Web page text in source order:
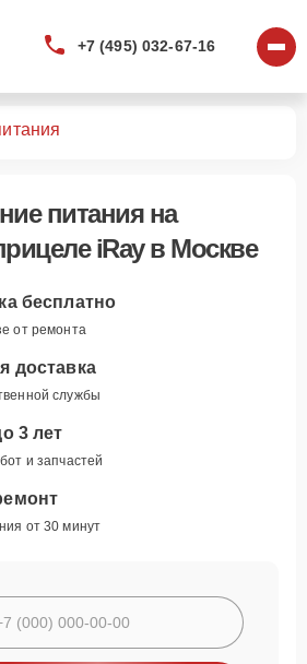
+7 (495) 032-67-16
питанияна
iRay в Москве
бесплатно
от ремонта
доставка
службы
3 лет
и запчастей
от 30 минут